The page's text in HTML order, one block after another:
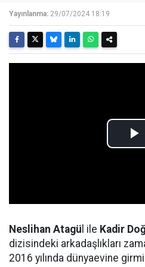
Yayınlanma: 29/07/2024 18:19
Neslihan Atagü l ile Kadir
dizisindeki arkadaşlıkları
2016 yılında dünyaevine